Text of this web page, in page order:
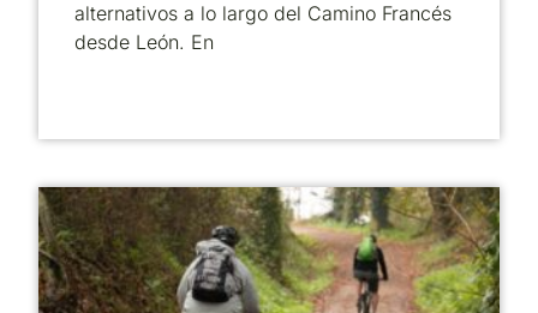
alternativos a lo largo del Camino Francés
desde León. En